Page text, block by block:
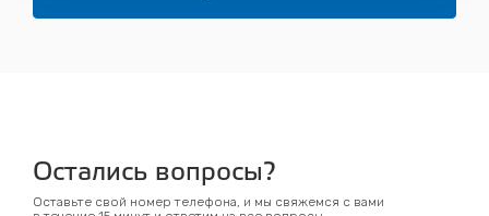
Остались вопросы?
Оставьте свой номер телефона, и мы свяжемся с вами